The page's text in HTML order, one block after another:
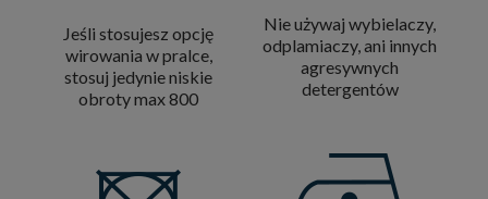
Jeśli stosujesz opcję
wirowania w pralce,
stosuj jedynie niskie
obroty max 800
Nie używaj wybielaczy,
odplamiaczy, ani innych
agresywnych
detergentów